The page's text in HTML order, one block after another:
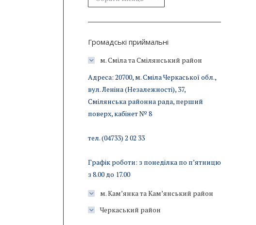
новин
Громадські приймальні
м. Сміла та Смілянський район
Адреса: 20700, м. Сміла Черкаської обл.,
вул. Леніна (Незалежності), 37,
Смілянська районна рада, перший
поверх, кабінет № 8
тел. (04733) 2 02 33
Графік роботи: з понеділка по п’ятницю
з 8.00 до 17.00
м. Кам’янка та Кам’янський район
Черкаський район